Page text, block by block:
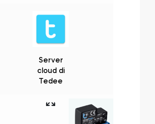
Server
cloud di
Tedee
🡿🡾